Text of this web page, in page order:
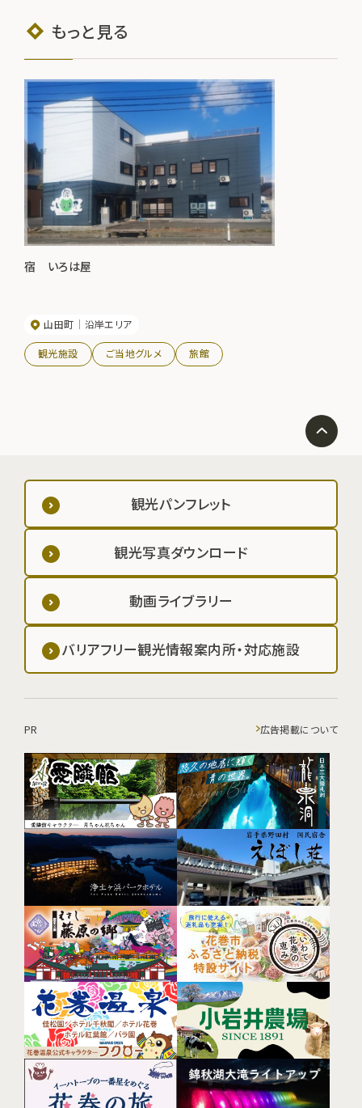
もっと見る
宿 いろは屋
山田町 沿岸エリア
観光施設 ご当地グルメ 旅館
観光パンフレット
観光写真ダウンロード
動画ライブラリー
バリアフリー観光情報案内所・対応施設
PR 広告掲載について